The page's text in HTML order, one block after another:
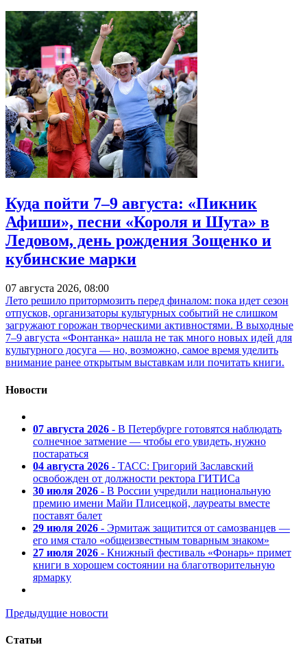
Куда пойти 7–9 августа: «Пикник
Афиши», песни «Короля и Шута» в
Ледовом, день рождения Зощенко и
кубинские марки
07 августа 2026, 08:00
Лето решило притормозить перед финалом: пока идет сезон
отпусков, организаторы культурных событий не слишком
загружают горожан творческими активностями. В выходные
7–9 августа «Фонтанка» нашла не так много новых идей для
культурного досуга — но, возможно, самое время уделить
внимание ранее открытым выставкам или почитать книги.
Новости
07 августа 2026 - В Петербурге готовятся наблюдать
солнечное затмение — чтобы его увидеть, нужно
постараться
04 августа 2026 - ТАСС: Григорий Заславский
освобожден от должности ректора ГИТИСа
30 июля 2026 - В России учредили национальную
премию имени Майи Плисецкой, лауреаты вместе
поставят балет
29 июля 2026 - Эрмитаж защитится от самозванцев —
его имя стало «общеизвестным товарным знаком»
27 июля 2026 - Книжный фестиваль «Фонарь» примет
книги в хорошем состоянии на благотворительную
ярмарку
Предыдущие новости
Статьи